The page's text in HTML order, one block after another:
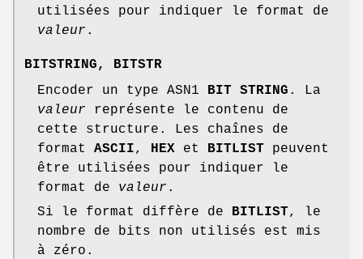
utilisées pour indiquer le format de
valeur .
BITSTRING ,
BITSTR
Encoder un type ASN1
BIT STRING . La
valeur représente le contenu de
cette structure. Les chaînes de
format ASCII, HEX et BITLIST peuvent
être utilisées pour indiquer le
format de valeur .
Si le format diffère de
BITLIST, le
nombre de bits non utilisés est mis
à zéro.